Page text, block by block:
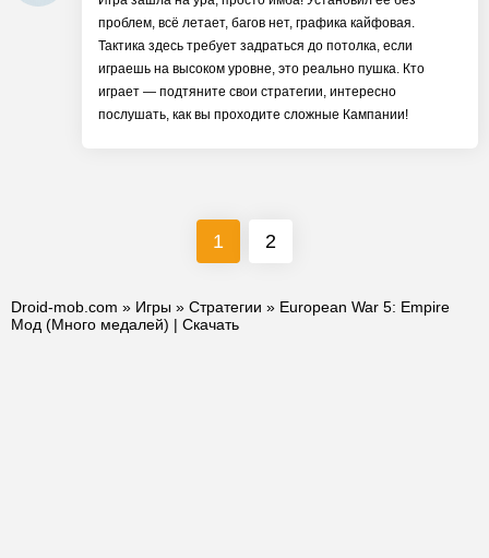
проблем, всё летает, багов нет, графика кайфовая.
Тактика здесь требует задраться до потолка, если
играешь на высоком уровне, это реально пушка. Кто
играет — подтяните свои стратегии, интересно
послушать, как вы проходите сложные Кампании!
1 2
Droid-mob.com » Игры » Стратегии » European War 5: Empire
Мод (Много медалей) | Скачать